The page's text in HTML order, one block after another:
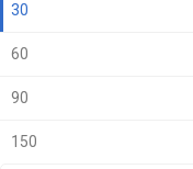
30
60
90
150